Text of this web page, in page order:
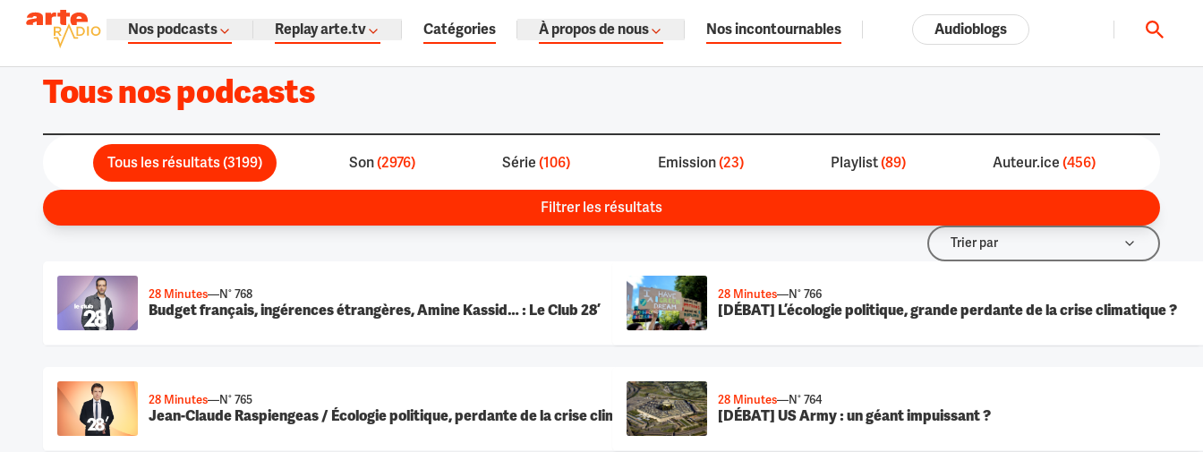
Retour à la page d'accueil
La fine fleur du podcast par ARTE
Podcasts à gogo : émissions, témoignages, documentaires audio.
Tout l'univers ARTE.tv
Nos podcasts Replay arte.tv Catégories À propos de nous Nos incontournables Audioblogs
Tous nos podcasts
Tous les résultats(3199) Son(2976) Série (106) Emission(23) Playlist(89) Auteur.ice (456)
Filtrer les résultats
Trier par
Trier par
Budget français, ingérences étrangères, Amine Kassid… : Le Club 28’
28 Minutes—N° 768
[DÉBAT] L’écologie politique, grande perdante de la crise climatique ?
28 Minutes—N° 766
Jean-Claude Raspiengeas / Écologie politique, perdante de la crise climatique ?
28 Minutes—N° 765
[DÉBAT] US Army : un géant impuissant ?
28 Minutes—N° 764